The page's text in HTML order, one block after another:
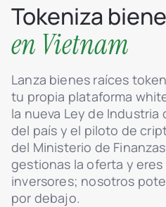
Tokeniza
en Vietnam
Lanza bienes raíces
tu propia plataforma
la nueva Ley de Industria
del país y el piloto de
del Ministerio de
gestionas la oferta y
inversores; nosotros
por debajo.